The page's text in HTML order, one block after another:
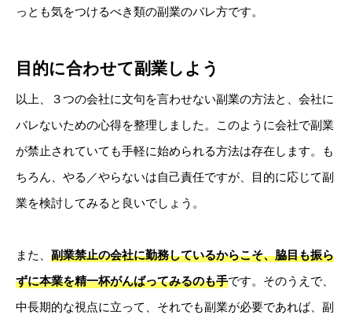
っとも気をつけるべき類の副業のバレ方です。
目的に合わせて副業しよう
以上、３つの会社に文句を言わせない副業の方法と、会社に
バレないための心得を整理しました。このように会社で副業
が禁止されていても手軽に始められる方法は存在します。も
ちろん、やる／やらないは自己責任ですが、目的に応じて副
業を検討してみると良いでしょう。
また、 副業禁止の会社に勤務しているからこそ、脇目も振ら
ずに本業を精一杯がんばってみるのも手です。そのうえで、
中長期的な視点に立って、それでも副業が必要であれば、副